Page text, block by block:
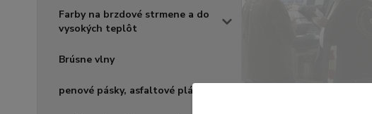
Farby na brzdové strmene a do
vysokých teplôt
Brúsne vlny
penové pásky, asfaltové pláty